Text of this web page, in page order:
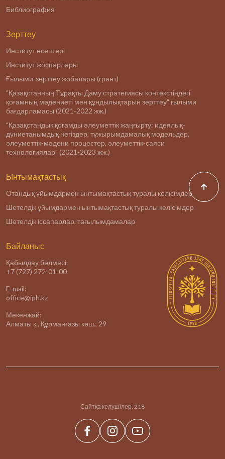
Библиография
Зерттеу
Институт есептері
Институт жоспарлары
Ғылыми-зерттеу жобалары (грант)
"Қазақстанның Тұрақты Даму стратегиясы контекстіндегі
қоғамның мәдениеті мен құндылықтарын зерттеу" ғылыми
бағдарламасы (2021-2022 жж.)
"Қазақстандық қоғамды әлеуметтік жаңғырту: идеялық-
дүниетанымдық негіздер, тұжырымдамалық модельдер,
әлеуметтік-мәдени процестер, әлеуметтік-саяси
технологиялар" (2021-2023 жж.)
Ынтымақтастық
Отандық ұйымдармен ынтымақтастық туралы келісімдер
Шетелдік ұйымдармен ынтымақтастық туралы келісімдер
Шетелдік іссапарлар, тағылымдамалар
Байланыс
Қабылдау бөлмесі:
+7 (727) 272-01-00
E-mail:
office@iph.kz
Мекенжай:
Алматы қ., Құрманғазы көш., 29
Сайтқа келушілер: 218